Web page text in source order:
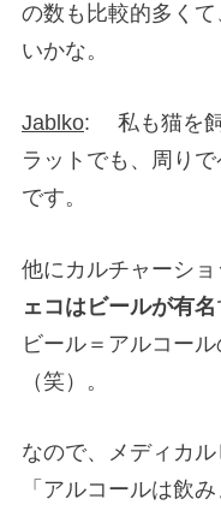
の数も比較的多く
いかな。
Jablko: 私も猫を飼
ラットでも、周り
です。
他にカルチャーショ
ェコはビールが有名
ビール＝アルコー
（笑）。
なので、メディカル
「アルコールは飲